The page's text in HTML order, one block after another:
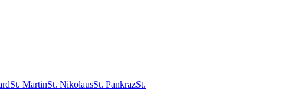
St. MartinSt. NikolausSt. PankrazSt.